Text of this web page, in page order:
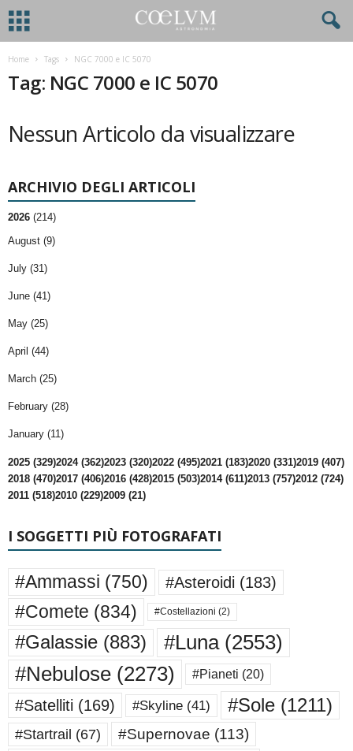
Home Tags NGC 7000 e IC 5070
Tag: NGC 7000 e IC 5070
Nessun Articolo da visualizzare
ARCHIVIO DEGLI ARTICOLI
2026 (214)
August (9)
July (31)
June (41)
May (25)
April (44)
March (25)
February (28)
January (11)
2025 (329)2024 (362)2023 (320)2022 (495)2021 (183)2020 (331)2019 (407)
2018 (470)2017 (406)2016 (428)2015 (503)2014 (611)2013 (757)2012 (724)
2011 (518)2010 (229)2009 (21)
I SOGGETTI PIÙ FOTOGRAFATI
#Ammassi (750) #Asteroidi (183)
#Comete (834) #Costellazioni (2)
#Galassie (883) #Luna(2553)
#Nebulose (2273) #Pianeti (20)
#Satelliti (169) #Skyline (41) #Sole (1211)
#Startrail (67) #Supernovae (113)